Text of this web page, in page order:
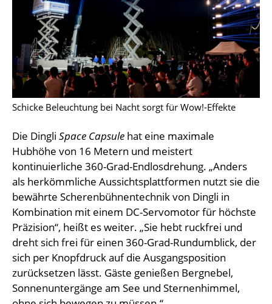
Schicke Beleuchtung bei Nacht sorgt für Wow!-Effekte
Die Dingli Space Capsule hat eine maximale
Hubhöhe von 16 Metern und meistert
kontinuierliche 360-Grad-Endlosdrehung. „Anders
als herkömmliche Aussichtsplattformen nutzt sie die
bewährte Scherenbühnentechnik von Dingli in
Kombination mit einem DC-Servomotor für höchste
Präzision“, heißt es weiter. „Sie hebt ruckfrei und
dreht sich frei für einen 360-Grad-Rundumblick, der
sich per Knopfdruck auf die Ausgangsposition
zurücksetzen lässt. Gäste genießen Bergnebel,
Sonnenuntergänge am See und Sternenhimmel,